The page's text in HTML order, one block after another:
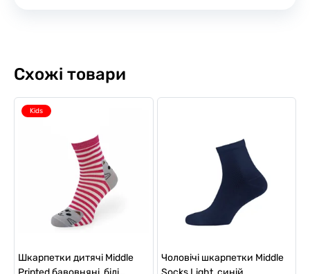
Схожі товари
Kids
Шкарпетки дитячі Middle
Чоловічі шкарпетки Middle